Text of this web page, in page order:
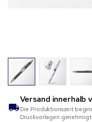
Versand innerhalb
Die Produktionszeit
Druckvorlagen genehmigt